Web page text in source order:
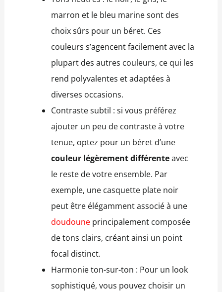
marron et le bleu marine sont des
choix sûrs pour un béret. Ces
couleurs s’agencent facilement avec la
plupart des autres couleurs, ce qui les
rend polyvalentes et adaptées à
diverses occasions.
Contraste subtil : si vous préférez
ajouter un peu de contraste à votre
tenue, optez pour un béret d’une
couleur légèrement différenteavec
le reste de votre ensemble. Par
exemple, une casquette plate noir
peut être élégamment associé à une
doudouneprincipalement composée
de tons clairs, créant ainsi un point
focal distinct.
Harmonie ton-sur-ton : Pour un look
sophistiqué, vous pouvez choisir un